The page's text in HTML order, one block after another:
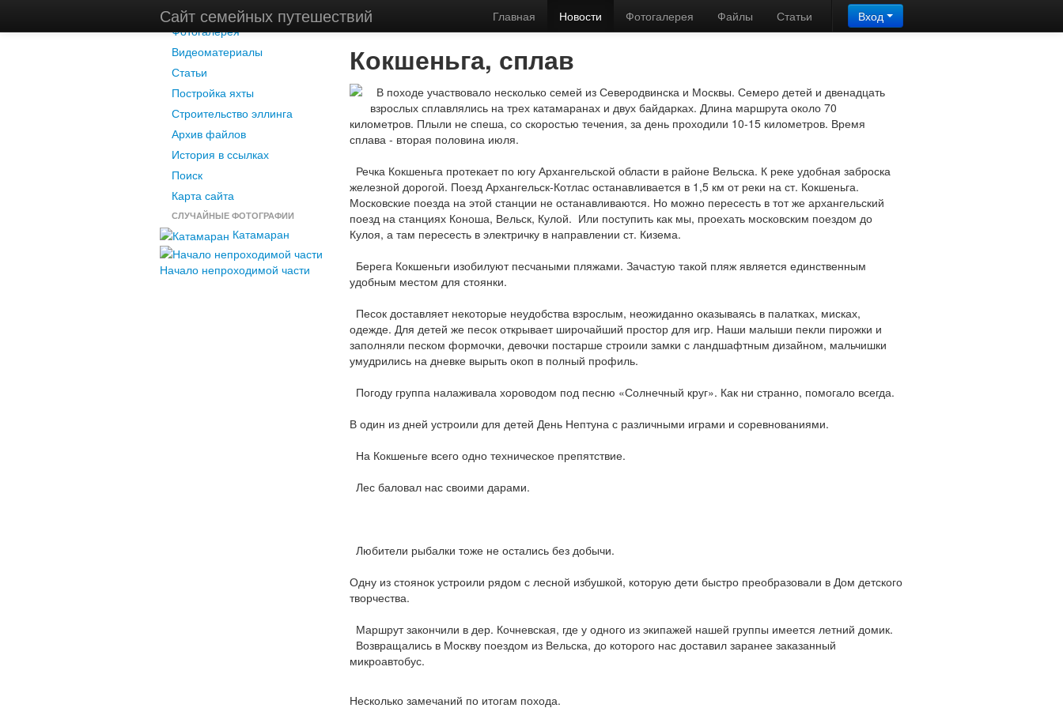
Сайт семейных путешествий Вход
Главная Новости Фотогалерея Файлы Статьи
Новости
Фотогалерея
Видеоматериалы
Статьи
Постройка яхты
Строительство эллинга
Архив файлов
История в ссылках
Поиск
Карта сайта
СЛУЧАЙНЫЕ ФОТОГРАФИИ
Катамаран
Начало непроходимой части
Главная Новости сайта / Кокшеньга, сплав
Кокшеньга, сплав
В походе участвовало несколько семей из Северодвинска и Москвы. Семеро детей и двенадцать
взрослых сплавлялись на трех катамаранах и двух байдарках. Длина маршрута около 70
километров. Плыли не спеша, со скоростью течения, за день проходили 10-15 километров. Время
сплава - вторая половина июля.
Речка Кокшеньга протекает по югу Архангельской области в районе Вельска. К реке удобная заброска
железной дорогой. Поезд Архангельск-Котлас останавливается в 1,5 км от реки на ст. Кокшеньга.
Московские поезда на этой станции не останавливаются. Но можно пересесть в тот же архангельский
поезд на станциях Коноша, Вельск, Кулой. Или поступить как мы, проехать московским поездом до
Кулоя, а там пересесть в электричку в направлении ст. Кизема.
Берега Кокшеньги изобилуют песчаными пляжами. Зачастую такой пляж является единственным
удобным местом для стоянки.
Песок доставляет некоторые неудобства взрослым, неожиданно оказываясь в палатках, мисках,
одежде. Для детей же песок открывает широчайший простор для игр. Наши малыши пекли пирожки и
заполняли песком формочки, девочки постарше строили замки с ландшафтным дизайном, мальчишки
умудрились на дневке вырыть окоп в полный профиль.
Погоду группа налаживала хороводом под песню «Солнечный круг». Как ни странно, помогало всегда.
В один из дней устроили для детей День Нептуна с различными играми и соревнованиями.
На Кокшеньге всего одно техническое препятствие.
Лес баловал нас своими дарами.
Любители рыбалки тоже не остались без добычи.
Одну из стоянок устроили рядом с лесной избушкой, которую дети быстро преобразовали в Дом детского
творчества.
Маршрут закончили в дер. Кочневская, где у одного из экипажей нашей группы имеется летний домик.
Возвращались в Москву поездом из Вельска, до которого нас доставил заранее заказанный
микроавтобус.
Несколько замечаний по итогам похода.